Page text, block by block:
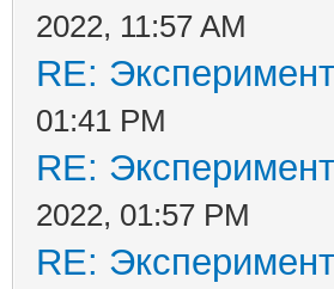
2022, 11:57 AM
RE:
01:41 PM
RE:
2022, 01:57 PM
RE: